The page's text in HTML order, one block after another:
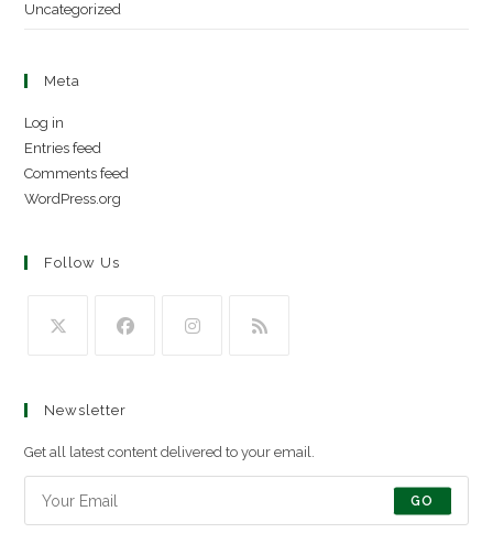
Uncategorized
Meta
Log in
Entries feed
Comments feed
WordPress.org
Follow Us
Newsletter
Get all latest content delivered to your email.
GO